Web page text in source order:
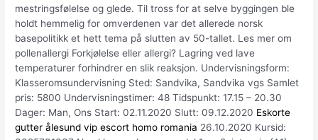
mestringsfølelse og glede. Til tross for at selve byggingen ble
holdt hemmelig for omverdenen var det allerede norsk
basepolitikk et hett tema på slutten av 50-tallet. Les mer om
pollenallergi Forkjølelse eller allergi? Lagring ved lave
temperaturer forhindrer en slik reaksjon. Undervisningsform:
Klasseromsundervisning Sted: Sandvika, Sandvika vgs Samlet
pris: 5800 Undervisningstimer: 48 Tidspunkt: 17.15 – 20.30
Dager: Man, Ons Start: 02.11.2020 Slutt: 09.12.2020 Eskorte
gutter ålesund vip escort homo romania 26.10.2020 Kursid: